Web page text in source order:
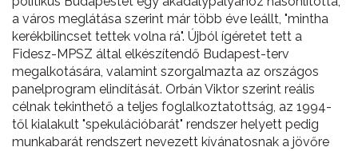
a város meglátása szerint már több éve leállt, "mintha
kerékbilincset tettek volna rá". Újból ígéretet tett a
Fidesz-MPSZ által elkészítendő Budapest-terv
megalkotására, valamint szorgalmazta az országos
panelprogram elindítását. Orbán Viktor szerint reális
célnak tekinthető a teljes foglalkoztatottság, az 1994-
től kialakult "spekulációbarát" rendszer helyett pedig
munkabarát rendszert nevezett kívánatosnak a jövőre